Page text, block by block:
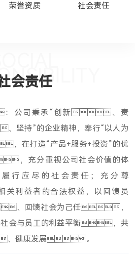
荣誉资质 社会责任
会责任
：公司秉承“创新、责
持”的企业精神，奉行“以人为
在打造“产品+服务+投资”的优
，充分重视公司社会价值的体
应尽的社会责任；充分尊
利益者的合法权益，以回馈员
、回馈社会为己任，
会与员工的利益平衡，共
、健康发展。